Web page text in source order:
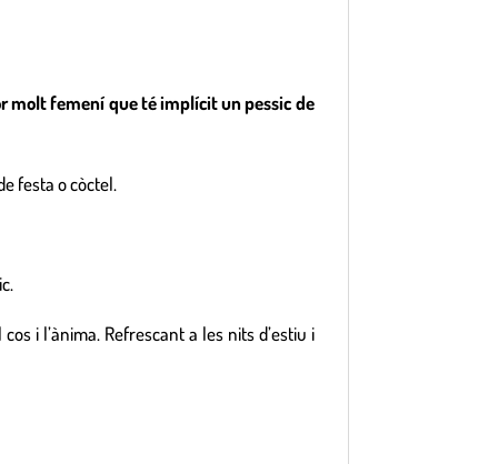
molt femení que té implícit un pessic de
festa o còctel.
i l’ànima. Refrescant a les nits d’estiu i